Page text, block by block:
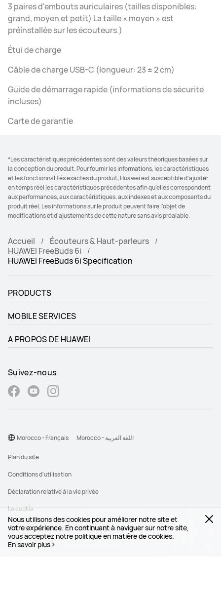
Nous utilisons des cookies pour améliorer notre site et
votre expérience. En continuant à naviguer sur notre site,
vous acceptez notre politique en matière de cookies.
En savoir plus
3 paires d'embouts auriculaires (tailles disponibles:
grand, moyen et petit) La taille « moyen » est
préinstallée sur les écouteurs.)
Étui de charge
Câble de charge USB-C (longueur: 23 ± 2 cm)
Guide de démarrage rapide (informations de sécurité
incluses)
Carte de garantie
*Les caractéristiques précédentes sont des valeurs théoriques basées sur
la conception du produit. Pour fournir les informations, les caractéristiques
et les fonctionnalités exactes du produit, Huawei est susceptible d'ajuster
en temps réel les caractéristiques précédentes afin qu'elles correspondent
aux performances, aux caractéristiques, aux indexes et aux composants du
produit réel. Les informations sur le produit peuvent faire l'objet de
modifications et d'ajustements de cette nature sans avis préalable.
Accueil
Écouteurs & Haut-parleurs
HUAWEI FreeBuds 6i
HUAWEI FreeBuds 6i Specification
PRODUCTS
MOBILE SERVICES
A PROPOS DE HUAWEI
Suivez-nous
©2026 Huawei Device Co., Ltd. All rights reserved.
Plan du site
Conditions d'utilisation
Déclaration relative à la vie privée
Le cookie
Morocco - Français Morocco - اللغة العربية